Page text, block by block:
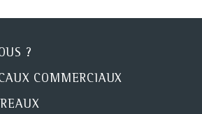
?
COMMERCIAUX